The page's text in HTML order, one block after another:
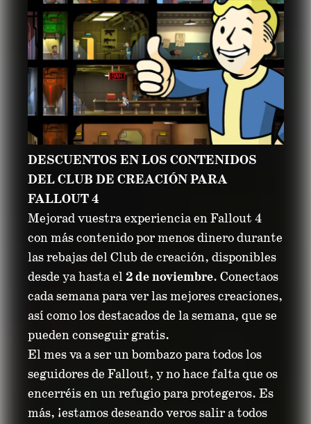
DESCUENTOS EN LOS CONTENIDOS
DEL CLUB DE CREACIÓN PARA
FALLOUT 4
Mejorad vuestra experiencia en Fallout 4
con más contenido por menos dinero durante
las rebajas del Club de creación, disponibles
desde ya hasta el2 de noviembre. Conectaos
cada semana para ver las mejores creaciones,
así como los destacados de la semana, que se
pueden conseguir gratis.
El mes va a ser un bombazo para todos los
seguidores de Fallout, y no hace falta que os
encerréis en un refugio para protegeros. Es
más, ¡estamos deseando veros salir a todos